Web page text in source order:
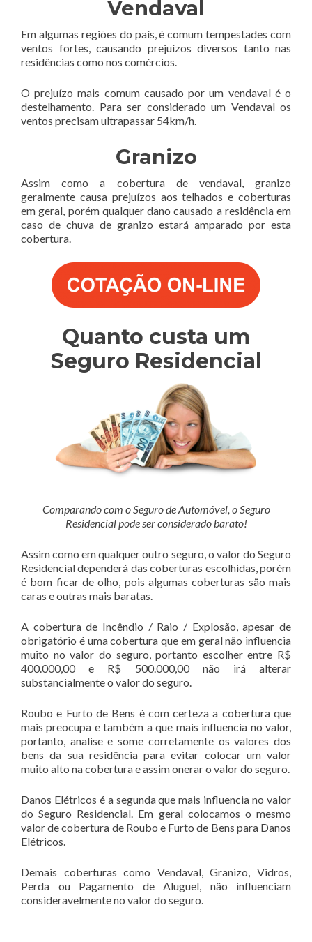
Vendaval
Em algumas regiões do país, é comum tempestades com
ventos fortes, causando prejuízos diversos tanto nas
residências como nos comércios.
O prejuízo mais comum causado por um vendaval é o
destelhamento. Para ser considerado um Vendaval os
ventos precisam ultrapassar 54km/h.
Granizo
Assim como a cobertura de vendaval, granizo
geralmente causa prejuízos aos telhados e coberturas
em geral, porém qualquer dano causado a residência em
caso de chuva de granizo estará amparado por esta
cobertura.
Quanto custa um
Seguro Residencial
Comparando com o Seguro de Automóvel, o Seguro
Residencial pode ser considerado barato!
Assim como em qualquer outro seguro, o valor do Seguro
Residencial dependerá das coberturas escolhidas, porém
é bom ficar de olho, pois algumas coberturas são mais
caras e outras mais baratas.
A cobertura de Incêndio / Raio / Explosão, apesar de
obrigatório é uma cobertura que em geral não influencia
muito no valor do seguro, portanto escolher entre R$
400.000,00 e R$ 500.000,00 não irá alterar
substancialmente o valor do seguro.
Roubo e Furto de Bens é com certeza a cobertura que
mais preocupa e também a que mais influencia no valor,
portanto, analise e some corretamente os valores dos
bens da sua residência para evitar colocar um valor
muito alto na cobertura e assim onerar o valor do seguro.
Danos Elétricos é a segunda que mais influencia no valor
do Seguro Residencial. Em geral colocamos o mesmo
valor de cobertura de Roubo e Furto de Bens para Danos
Elétricos.
Demais coberturas como Vendaval, Granizo, Vidros,
Perda ou Pagamento de Aluguel, não influenciam
consideravelmente no valor do seguro.